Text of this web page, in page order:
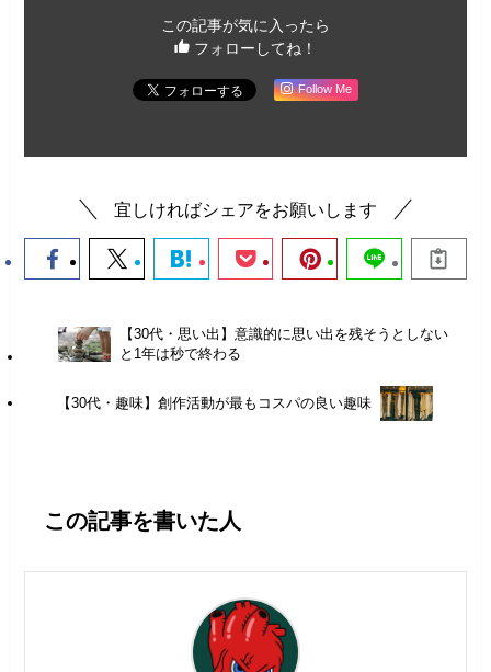
この記事が気に入ったら
フォローしてね！
Follow Me
宜しければシェアをお願いします
【30代・思い出】意識的に思い出を残そうとしない
と1年は秒で終わる
【30代・趣味】創作活動が最もコスパの良い趣味
この記事を書いた人